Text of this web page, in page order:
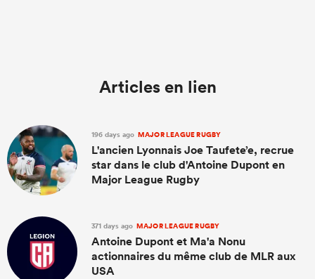
Articles en lien
196 days ago MAJOR LEAGUE RUGBY
L'ancien Lyonnais Joe Taufete’e, recrue
star dans le club d'Antoine Dupont en
Major League Rugby
371 days ago MAJOR LEAGUE RUGBY
Antoine Dupont et Ma'a Nonu
actionnaires du même club de MLR aux
USA